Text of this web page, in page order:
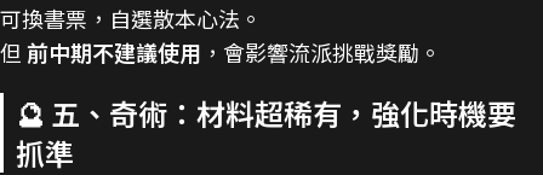
可換書票，自選散本心法。
但 前中期不建議使用 ，會影響流派挑戰獎勵。
🔮 五、奇術：材料超稀有，強化時機要
抓準